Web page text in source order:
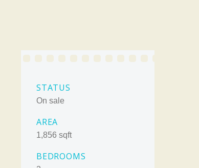
STATUS
On sale
AREA
1,856 sqft
BEDROOMS